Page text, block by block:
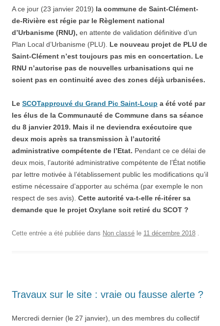
A ce jour (23 janvier 2019) la commune de Saint-Clément-
de-Rivière est régie par le Règlement national
d’Urbanisme (RNU), en attente de validation définitive d’un
Plan Local d’Urbanisme (PLU).
Le nouveau projet de PLU de
Saint-Clément n’est toujours pas mis en concertation. Le
RNU n’autorise pas de nouvelles urbanisations qui ne
soient pas en continuité avec des zones déjà urbanisées.
Le SCOTapprouvé du Grand Pic Saint-Loup a été voté par
les élus de la Communauté de Commune dans sa séance
du 8 janvier 2019. Mais il ne deviendra exécutoire que
deux mois après sa transmission à l’autorité
administrative compétente de l’Etat. Pendant ce ce délai de
deux mois, l’autorité administrative compétente de l’État notifie
par lettre motivée à l’établissement public les modifications qu’il
estime nécessaire d’apporter au schéma (par exemple le non
respect de ses avis). Cette autorité va-t-elle ré-itérer sa
demande que le projet Oxylane soit retiré du SCOT ?
Cette entrée a été publiée dans Non classé le 11 décembre 2018 .
Travaux sur le site : vraie ou fausse alerte ?
Mercredi dernier (le 27 janvier), un des membres du collectif